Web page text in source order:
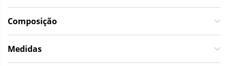
Composição
Medidas